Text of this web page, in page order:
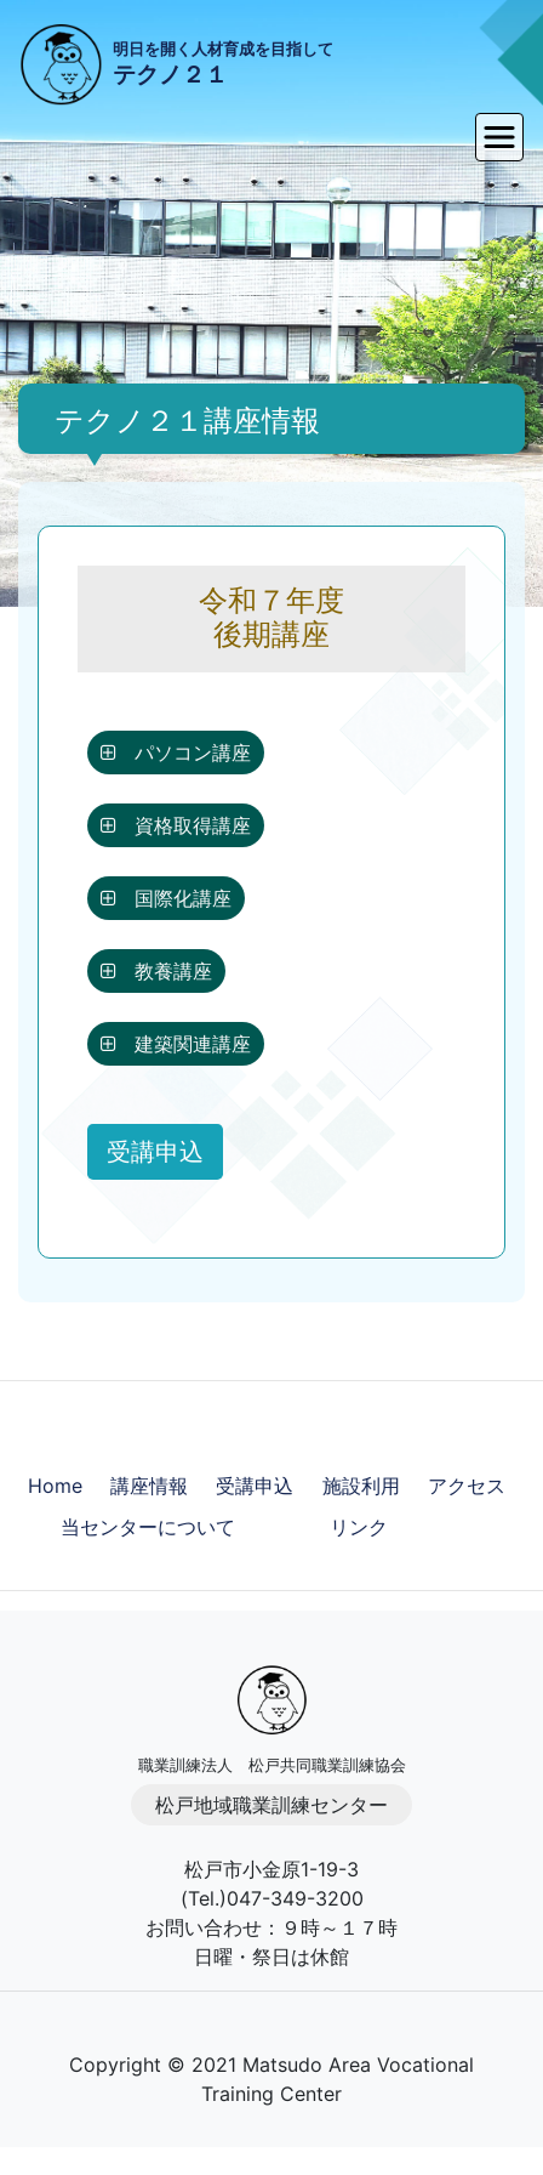
明日を開く人材育成を目指して
テクノ２１
テクノ２１講座情報
令和７年度
後期講座
パソコン講座
資格取得講座
国際化講座
教養講座
建築関連講座
受講申込
Home 講座情報 受講申込 施設利用
アクセス
当センターについて
リンク
職業訓練法人 松戸共同職業訓練協会
松戸地域職業訓練センター
松戸市小金原1-19-3
(Tel.)047-349-3200
お問い合わせ：９時～１７時
日曜・祭日は休館
Copyright © 2021 Matsudo Area Vocational
Training Center